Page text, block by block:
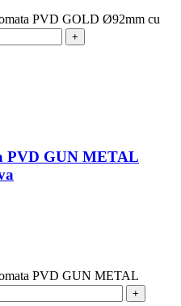
PVD GOLD Ø92mm cu
PVD GUN METAL
PVD GUN METAL